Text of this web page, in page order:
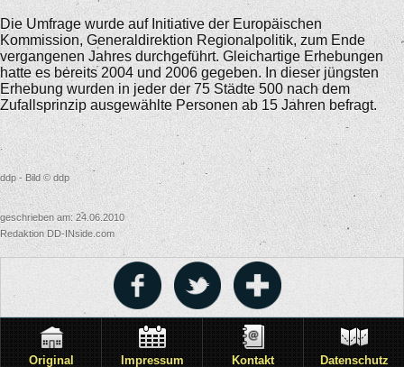
Die Umfrage wurde auf Initiative der Europäischen
Kommission, Generaldirektion Regionalpolitik, zum Ende
vergangenen Jahres durchgeführt. Gleichartige Erhebungen
hatte es bereits 2004 und 2006 gegeben. In dieser jüngsten
Erhebung wurden in jeder der 75 Städte 500 nach dem
Zufallsprinzip ausgewählte Personen ab 15 Jahren befragt.
ddp - Bild © ddp
geschrieben am: 24.06.2010
Redaktion DD-INside.com
Original Impressum Kontakt Datenschutz